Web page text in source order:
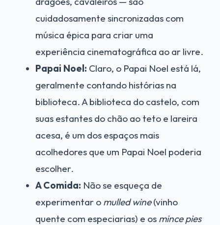
cuidadosamente sincronizadas com
música épica para criar uma
experiência cinematográfica ao ar livre.
Papai Noel: Claro, o Papai Noel está lá,
geralmente contando histórias na
biblioteca. A biblioteca do castelo, com
suas estantes do chão ao teto e lareira
acesa, é um dos espaços mais
acolhedores que um Papai Noel poderia
escolher.
A Comida: Não se esqueça de
experimentar o mulled wine(vinho
quente com especiarias) e os mince pies